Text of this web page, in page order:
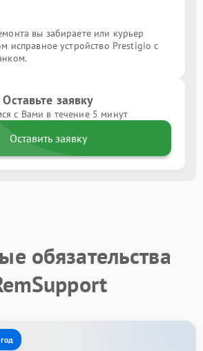
вы забираете или курьер
исправное устройство Prestigio с
Оставьте заявку
с Вами в течение 5 минут
Оставить заявку
обязательства